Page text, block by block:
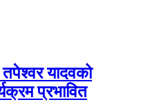
यादवको
प्रभावित